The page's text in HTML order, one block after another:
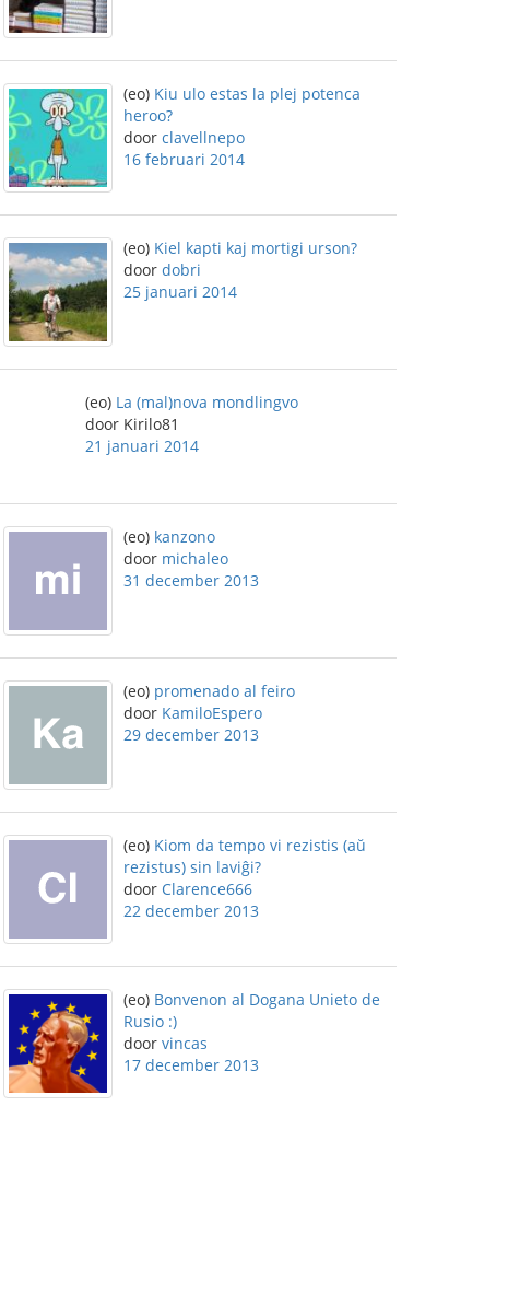
(eo) Kiu ulo estas la plej potenca
heroo?
door clavellnepo
16 februari 2014
(eo) Kiel kapti kaj mortigi urson?
door dobri
25 januari 2014
(eo) La (mal)nova mondlingvo
door Kirilo81
21 januari 2014
(eo) kanzono
door michaleo
31 december 2013
(eo) promenado al feiro
door KamiloEspero
29 december 2013
(eo) Kiom da tempo vi rezistis (aŭ
rezistus) sin laviĝi?
door Clarence666
22 december 2013
(eo) Bonvenon al Dogana Unieto de
Rusio :)
door vincas
17 december 2013